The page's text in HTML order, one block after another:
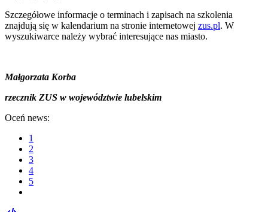
Szczegółowe informacje o terminach i zapisach na szkolenia
znajdują się w kalendarium na stronie internetowej zus.pl. W
wyszukiwarce należy wybrać interesujące nas miasto.
Małgorzata Korba
rzecznik ZUS w województwie lubelskim
Oceń news:
1
2
3
4
5